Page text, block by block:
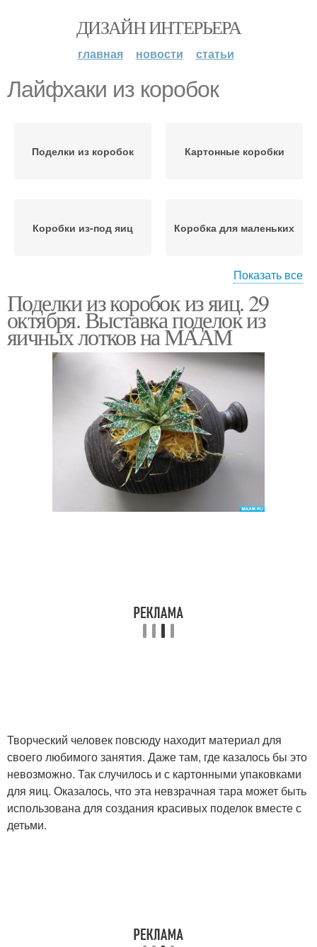
ДИЗАЙН ИНТЕРЬЕРА
главная новости статьи
Лайфхаки из коробок
Поделки из коробок Картонные коробки
Коробки из-под яиц Коробка для маленьких
Подарочная коробка Яичные коробки
Лайфхаки для
вторичного
использования
Яичная коробка Коробка для хранения
Показать все
Поделки из коробок из яиц. 29
октября. Выставка поделок из
яичных лотков на МААМ
Творческий человек повсюду находит материал для
своего любимого занятия. Даже там, где казалось бы это
невозможно. Так случилось и с картонными упаковками
для яиц. Оказалось, что эта невзрачная тара может быть
использована для создания красивых поделок вместе с
детьми.